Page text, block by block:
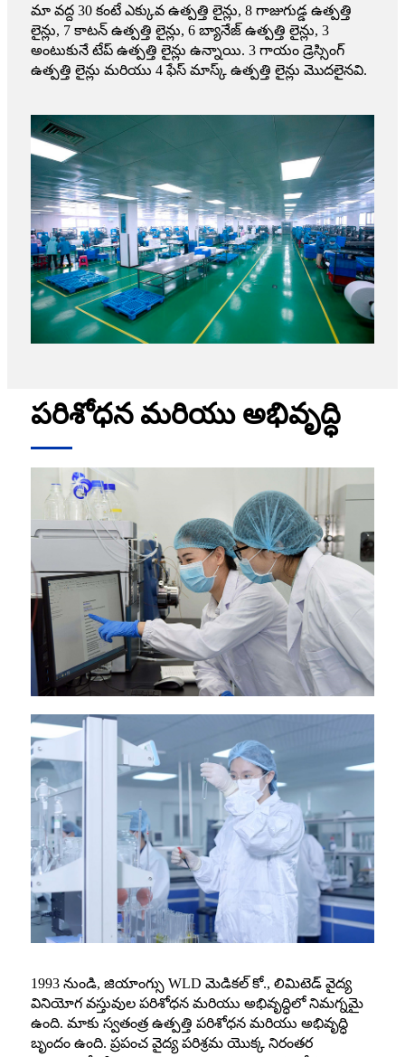
మా వద్ద 30 కంటే ఎక్కువ ఉత్పత్తి లైన్లు, 8 గాజుగుడ్డ ఉత్పత్తి
లైన్లు, 7 కాటన్ ఉత్పత్తి లైన్లు, 6 బ్యానేజ్ ఉత్పత్తి లైన్లు, 3
అంటుకునే టేప్ ఉత్పత్తి లైన్లు ఉన్నాయి. 3 గాయం డ్రెస్సింగ్
ఉత్పత్తి లైన్లు మరియు 4 ఫేస్ మాస్క్ ఉత్పత్తి లైన్లు మొదలైనవి.
పరిశోధన మరియు అభివృద్ధి
1993 నుండి, జియాంగ్సు WLD మెడికల్ కో., లిమిటెడ్ వైద్య
వినియోగ వస్తువుల పరిశోధన మరియు అభివృద్ధిలో నిమగ్నమై
ఉంది. మాకు స్వతంత్ర ఉత్పత్తి పరిశోధన మరియు అభివృద్ధి
బృందం ఉంది. ప్రపంచ వైద్య పరిశ్రమ యొక్క నిరంతర